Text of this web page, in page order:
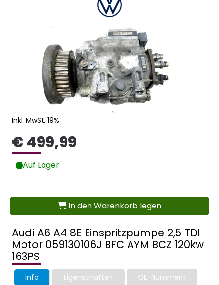
Audi A6 A4 8E Einspritzpumpe 2,5 TDI
Motor 059130106J BFC AYM BCZ 120kw
163PS
Info Eigenschaften OE-Nummern
Inkl. MwSt. 19%
€ 499,99
Auf Lager
In den Warenkorb legen